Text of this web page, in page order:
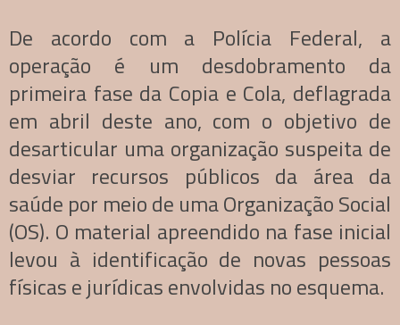
De acordo com a Polícia Federal, a
operação é um desdobramento da
primeira fase da Copia e Cola, deflagrada
em abril deste ano, com o objetivo de
desarticular uma organização suspeita de
desviar recursos públicos da área da
saúde por meio de uma Organização Social
(OS). O material apreendido na fase inicial
levou à identificação de novas pessoas
físicas e jurídicas envolvidas no esquema.